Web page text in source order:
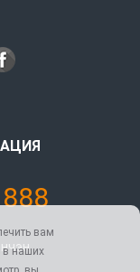
вам
в наших